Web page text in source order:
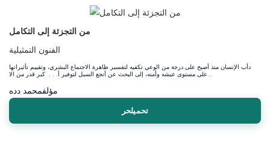
من التجزئة إلى التكامل
الفنون التمثيلية
دأب الإنسان منذ أصبح على درجة من الوعي تكفيه لتفسير ظاهرة الاجتماع البشري، وتقييم تأثيراتها
مؤلفمحمد دده
تحميلحر